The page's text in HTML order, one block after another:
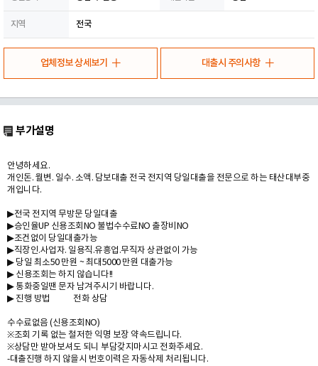
지역 전국
업체정보 상세보기 대출시 주의사항
부가설명
안녕하세요.
개인돈. 월변. 일수. 소액. 담보대출 전국 전지역 당일대출을 전문으로 하는 태산대부중
개입니다.
▶전국 전지역 무방문 당일대출
▶승인율UP 신용조회NO 불법수수료NO 출장비NO
▶조건없이 당일대출가능
▶직장인.사업자. 일용직.유흥업.무직자 상관없이 가능
▶ 당일 최소50 만원 ~ 최대5000 만원 대출가능
▶ 신용조회는 하지 않습니다!!
▶ 통화중일땐 문자 남겨주시기 바랍니다.
▶ 진행 방법 전화 상담
수수료없음 (신용조회NO)
※조회 기록 없는 철저한 익명 보장 약속드립니다.
※상담만 받아보셔도 되니 부담갖지마시고 전화주세요.
-대출진행 하지 않을시 번호이력은 자동삭제 처리됩니다.